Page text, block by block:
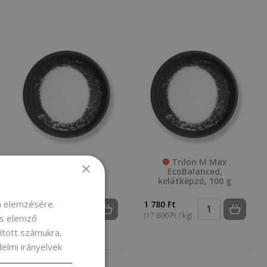
Trilon M Max
EcoBalanced,
421 Ft
(42 100 Ft / kg)
Trilon M Max
EcoBalanced,
kelátképző, 100 g
1 780 Ft
(17 800 Ft / kg)
×
elemzésére.
elemző
számukra,
irányelvek